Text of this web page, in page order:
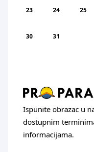
23 24 25
30 31
Ispunite obrazac u
dostupnim
informacijama.